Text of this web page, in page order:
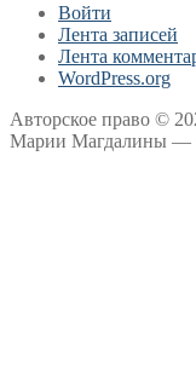
Войти
Лента записей
Лента
WordPress.org
Авторское право ©
Марии Магдалины —